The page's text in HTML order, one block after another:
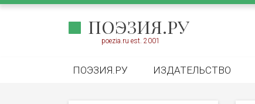
ПОЭЗИЯ.РУ
poezia.ru est. 2001
ПОЭЗИЯ.РУ ИЗДАТЕЛЬСТВО